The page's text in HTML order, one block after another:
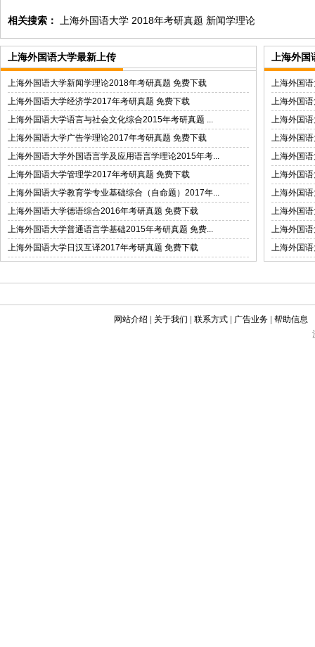
相关搜索： 上海外国语大学 2018年考研真题 新闻学理论
上海外国语大学最新上传
上海外国语大学新闻学理论2018年考研真题 免费下载
上海外国语大学经济学2017年考研真题 免费下载
上海外国语大学语言与社会文化综合2015年考研真题 ...
上海外国语大学广告学理论2017年考研真题 免费下载
上海外国语大学外国语言学及应用语言学理论2015年考...
上海外国语大学管理学2017年考研真题 免费下载
上海外国语大学教育学专业基础综合（自命题）2017年...
上海外国语大学德语综合2016年考研真题 免费下载
上海外国语大学普通语言学基础2015年考研真题 免费...
上海外国语大学日汉互译2017年考研真题 免费下载
上海外
上海外国
上海外国
上海外国
上海外国
上海外国
上海外国
上海外国
上海外国
上海外国
上海外国
网站介绍 关于我们 |联系方式 广告业务 |帮助信息